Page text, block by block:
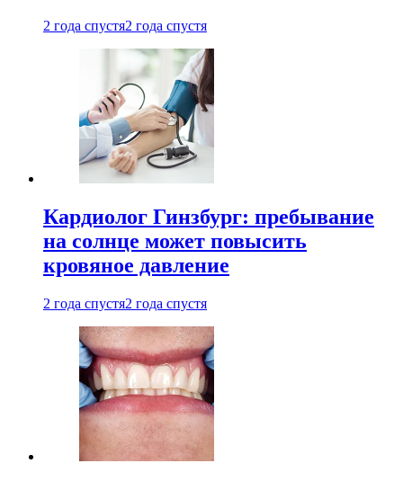
2 года спустя2 года спустя
Кардиолог Гинзбург: пребывание
на солнце может повысить
кровяное давление
2 года спустя2 года спустя